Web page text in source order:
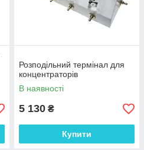
Розподільний термінал для
концентраторів
В наявності
5 130 ₴
Купити